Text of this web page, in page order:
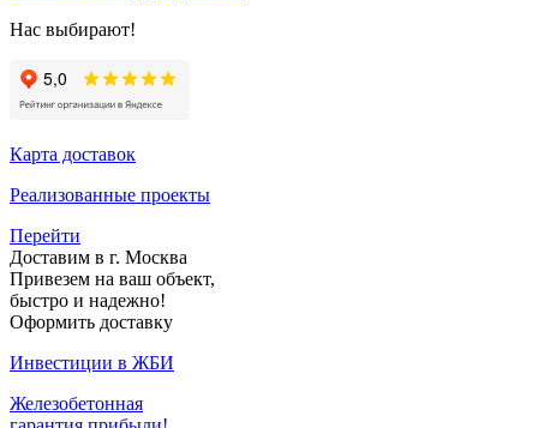
Нас выбирают!
Карта доставок
Реализованные проекты
Перейти
Доставим в г. Москва
Привезем на ваш объект,
быстро и надежно!
Оформить доставку
Инвестиции в ЖБИ
Железобетонная